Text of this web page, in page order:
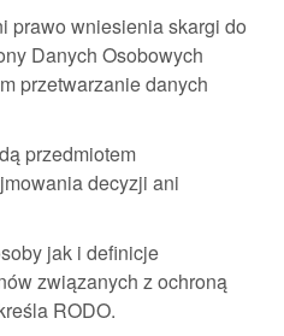
prawo wniesienia skargi do
Danych Osobowych
przetwarzanie danych
przedmiotem
decyzji ani
jak i definicje
związanych z ochroną
RODO.